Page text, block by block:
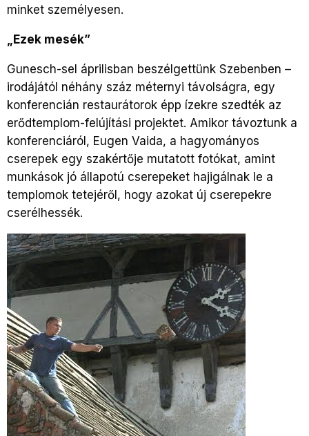
minket személyesen.
„ Ezek mesék”
Gunesch-sel áprilisban beszélgettünk Szebenben –
irodájától néhány száz méternyi távolságra, egy
konferencián restaurátorok épp ízekre szedték az
erődtemplom-felújítási projektet. Amikor távoztunk a
konferenciáról, Eugen Vaida, a hagyományos
cserepek egy szakértője mutatott fotókat, amint
munkások jó állapotú cserepeket hajigálnak le a
templomok tetejéről, hogy azokat új cserepekre
cserélhessék.